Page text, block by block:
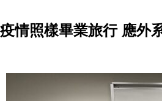
疫情照樣畢業旅行 應外